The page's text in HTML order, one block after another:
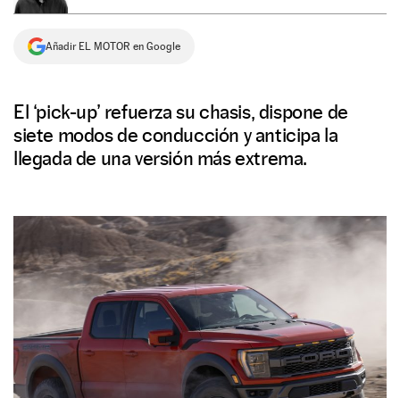
Añadir EL MOTOR en Google
El ‘pick-up’ refuerza su chasis, dispone de
siete modos de conducción y anticipa la
llegada de una versión más extrema.